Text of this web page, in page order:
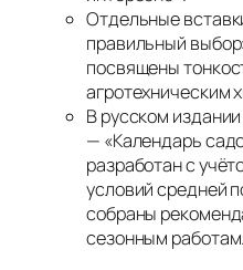
Отдельные
правильный
посвящены
агротехническим
В русском
— «Календарь
разработан с
условий средней
собраны
сезонным работам.